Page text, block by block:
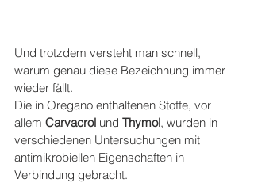
Und trotzdem versteht man schnell,
warum genau diese Bezeichnung immer
wieder fällt.
Die in Oregano enthaltenen Stoffe, vor
allem Carvacrol und Thymol, wurden in
verschiedenen Untersuchungen mit
antimikrobiellen Eigenschaften in
Verbindung gebracht.